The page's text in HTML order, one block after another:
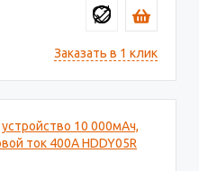
Заказать в 1 клик